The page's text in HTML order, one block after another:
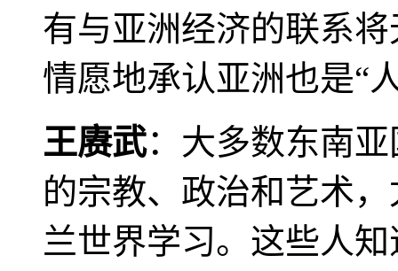
有与亚洲经济的联系
情愿地承认亚洲也是“
王赓武：大多数东南
的宗教、政治和艺术
兰世界学习。这些人